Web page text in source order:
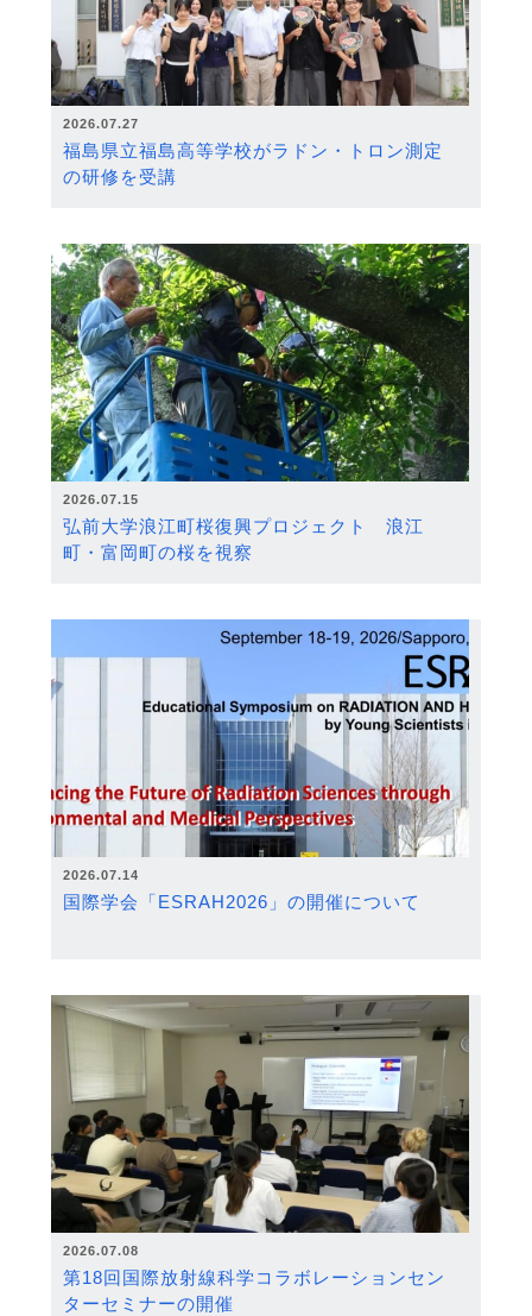
2026.07.27
福島県立福島高等学校がラドン・トロン測定
の研修を受講
2026.07.15
弘前大学浪江町桜復興プロジェクト 浪江
町・富岡町の桜を視察
2026.07.14
国際学会「ESRAH2026」の開催について
2026.07.08
第18回国際放射線科学コラボレーションセン
ターセミナーの開催